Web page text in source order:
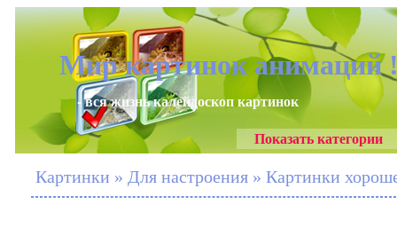
Мир картинок анимаций
- вся жизнь калейдоскоп картинок
Показать категории
Картинки » Для настроения » Картинки